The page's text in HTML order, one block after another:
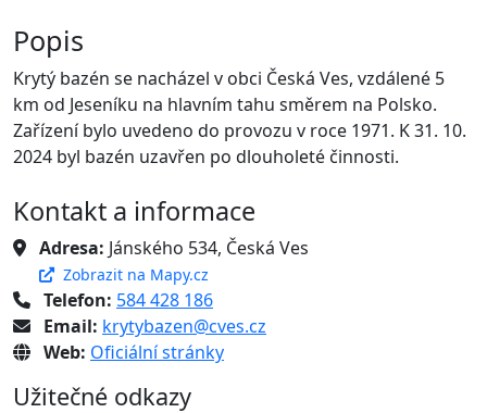
Popis
Krytý bazén se nacházel v obci Česká Ves, vzdálené 5
km od Jeseníku na hlavním tahu směrem na Polsko.
Zařízení bylo uvedeno do provozu v roce 1971. K 31. 10.
2024 byl bazén uzavřen po dlouholeté činnosti.
Kontakt a informace
Adresa: Jánského 534, Česká Ves
Zobrazit na Mapy.cz
Telefon: 584 428 186
Email: krytybazen@cves.cz
Web: Oficiální stránky
Užitečné odkazy